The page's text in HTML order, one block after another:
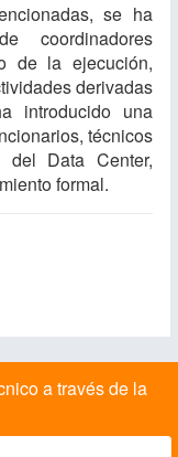
se ha
coordinadores
de la ejecución,
derivadas
introducido una
técnicos
del Data Center,
formal.​
a través de la